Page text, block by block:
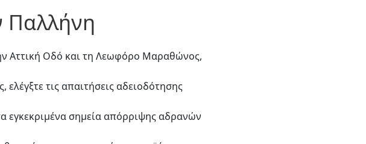
Παλλήνη
Αττική Οδό και τη Λεωφόρο Μαραθώνος,
τις απαιτήσεις αδειοδότησης
εγκεκριμένα σημεία απόρριψης αδρανών